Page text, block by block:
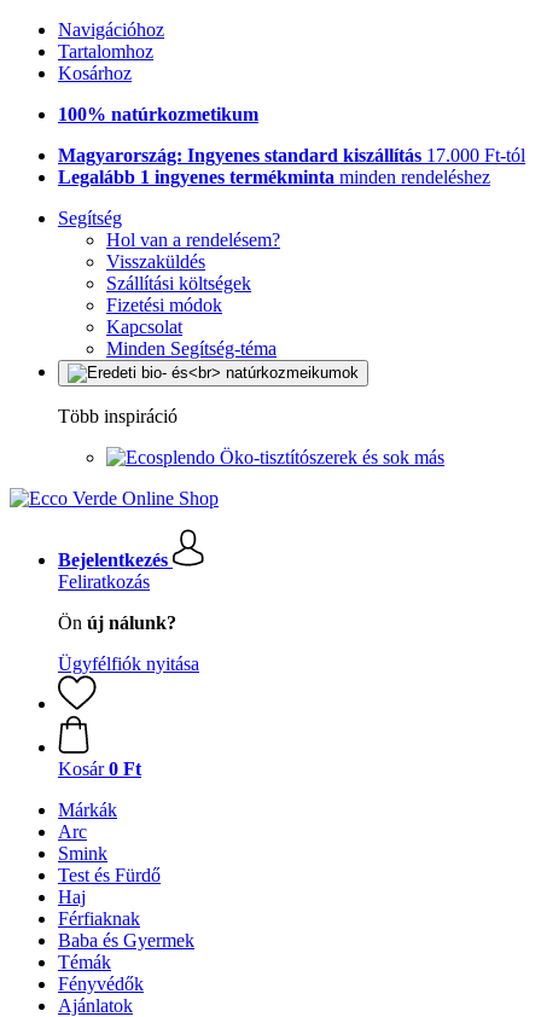
Navigációhoz
Tartalomhoz
Kosárhoz
100% natúrkozmetikum
Magyarország: Ingyenes standard kiszállítás 17.000 Ft-tól
Legalább 1 ingyenes termékminta minden rendeléshez
Segítség
Hol van a rendelésem?
Visszaküldés
Szállítási költségek
Fizetési módok
Kapcsolat
Minden Segítség-téma
Több inspiráció
Öko-tisztítószerek és sok más
Bejelentkezés
Feliratkozás
Ön új nálunk?
Ügyfélfiók nyitása
Kosár 0 Ft
Márkák
Arc
Smink
Test és Fürdő
Haj
Férfiaknak
Baba és Gyermek
Témák
Fényvédők
Ajánlatok